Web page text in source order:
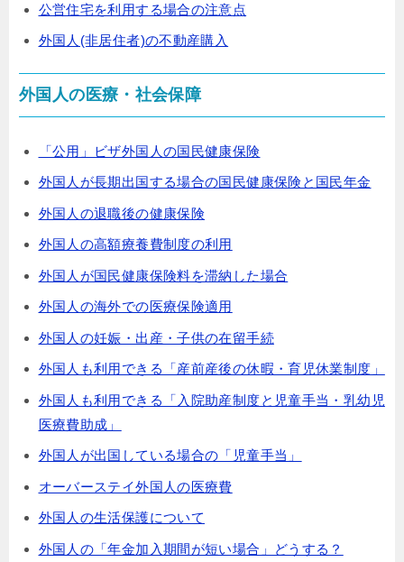
公営住宅を利用する場合の注意点
外国人(非居住者)の不動産購入
外国人の医療・社会保障
「公用」ビザ外国人の国民健康保険
外国人が長期出国する場合の国民健康保険と国民年金
外国人の退職後の健康保険
外国人の高額療養費制度の利用
外国人が国民健康保険料を滞納した場合
外国人の海外での医療保険適用
外国人の妊娠・出産・子供の在留手続
外国人も利用できる「産前産後の休暇・育児休業制度」
外国人も利用できる「入院助産制度と児童手当・乳幼児
医療費助成」
外国人が出国している場合の「児童手当」
オーバーステイ外国人の医療費
外国人の生活保護について
外国人の「年金加入期間が短い場合」どうする？